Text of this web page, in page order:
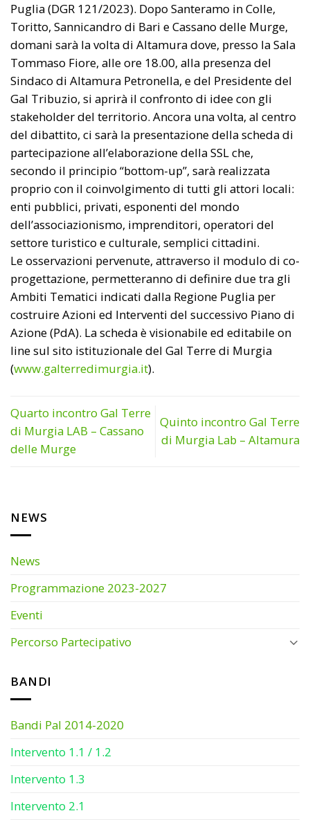
NEWS
News
Programmazione 2023-2027
Eventi
Percorso Partecipativo
BANDI
Bandi Pal 2014-2020
Intervento 1.1 / 1.2
Intervento 1.3
Intervento 2.1
Puglia (DGR 121/2023). Dopo Santeramo in Colle,
Toritto, Sannicandro di Bari e Cassano delle Murge,
domani sarà la volta di Altamura dove, presso la Sala
Tommaso Fiore, alle ore 18.00, alla presenza del
Sindaco di Altamura Petronella, e del Presidente del
Gal Tribuzio, si aprirà il confronto di idee con gli
stakeholder del territorio. Ancora una volta, al centro
del dibattito, ci sarà la presentazione della scheda di
partecipazione all’elaborazione della SSL che,
secondo il principio “bottom-up”, sarà realizzata
proprio con il coinvolgimento di tutti gli attori locali:
enti pubblici, privati, esponenti del mondo
dell’associazionismo, imprenditori, operatori del
settore turistico e culturale, semplici cittadini.
Le osservazioni pervenute, attraverso il modulo di co-
progettazione, permetteranno di definire due tra gli
Ambiti Tematici indicati dalla Regione Puglia per
costruire Azioni ed Interventi del successivo Piano di
Azione (PdA). La scheda è visionabile ed editabile on
line sul sito istituzionale del Gal Terre di Murgia
(www.galterredimurgia.it).
Quarto incontro Gal Terre
di Murgia LAB – Cassano
delle Murge
Quinto incontro Gal Terre
di Murgia Lab – Altamura